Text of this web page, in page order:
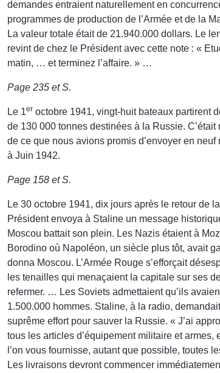
demandes entraient naturellement en
programmes de production de l’Armée et de la
La valeur totale était de 21.940.000 dollars. Le
revint de chez le Président avec cette note : «
matin, … et terminez l’affaire. » …
Page 235 et S.
Le 1er octobre 1941, vingt-huit bateaux partirent
de 130 000 tonnes destinées à la Russie. C’était
de ce que nous avions promis d’envoyer en neuf
à Juin 1942.
Page 158 et S.
Le 30 octobre 1941, dix jours après le retour de
Président envoya à Staline un message
Moscou battait son plein. Les Nazis étaient à
Borodino où Napoléon, un siècle plus tôt, avait
donna Moscou. L’Armée Rouge s’efforçait
les tenailles qui menaçaient la capitale sur ses
refermer. … Les Soviets admettaient qu’ils
1.500.000 hommes. Staline, à la radio,
suprême effort pour sauver la Russie. « J’ai
tous les articles d’équipement militaire et armes,
l’on vous fournisse, autant que possible, toutes
Les livraisons devront commencer